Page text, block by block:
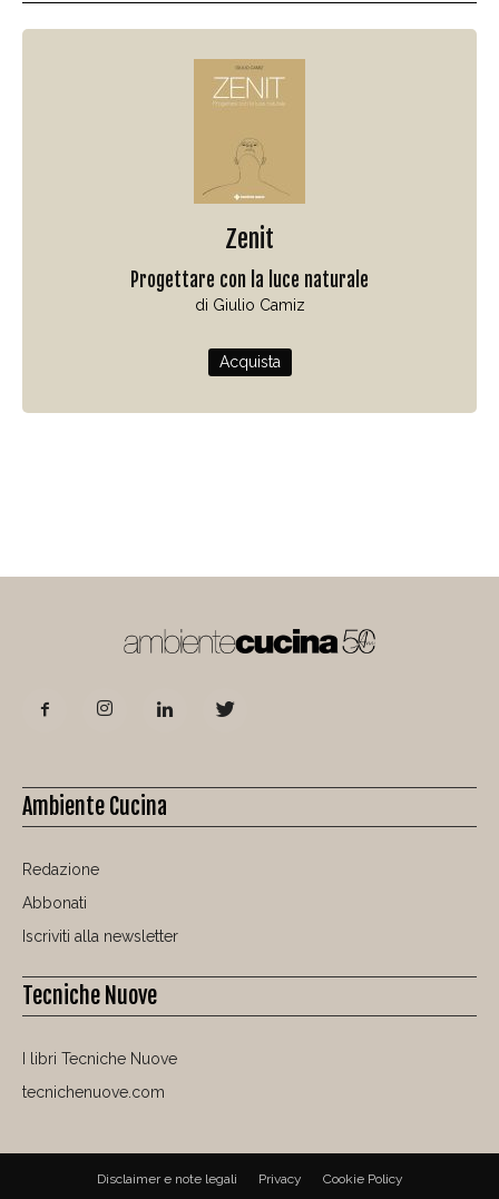
Zenit
Progettare con la luce naturale
di Giulio Camiz
Acquista
Ambiente Cucina
Redazione
Abbonati
Iscriviti alla newsletter
Tecniche Nuove
I libri Tecniche Nuove
tecnichenuove.com
Disclaimer e note legali Privacy Cookie Policy